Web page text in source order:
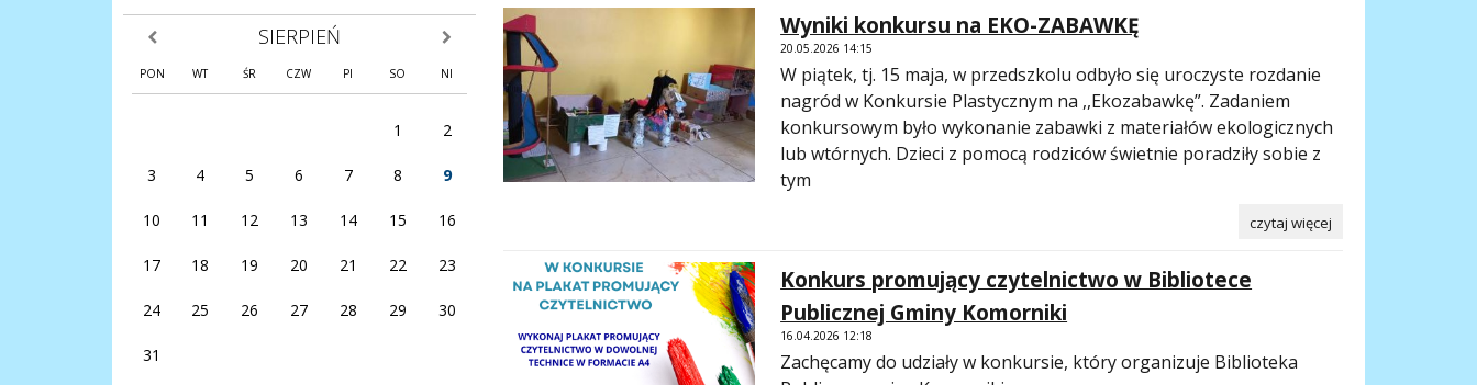
poprzedni miesiąc SIERPIEŃ następny miesiąc
PON WT ŚR CZW PI SO NI
1 2
3 4 5 6 7 8 9
10 11 12 13 14 15 16
17 18 19 20 21 22 23
24 25 26 27 28 29 30
31
Treść Wyniki konkursu na EKO-ZABAWKĘ
20.05.2026 14:15
W piątek, tj. 15 maja, w przedszkolu odbyło się uroczyste rozdanie
nagród w Konkursie Plastycznym na ,,Ekozabawkę”. Zadaniem
konkursowym było wykonanie zabawki z materiałów ekologicznych
lub wtórnych. Dzieci z pomocą rodziców świetnie poradziły sobie z
tym
czytaj więcej
Konkurs promujący czytelnictwo w Bibliotece
Publicznej Gminy Komorniki
16.04.2026 12:18
Zachęcamy do udziały w konkursie, który organizuje Biblioteka